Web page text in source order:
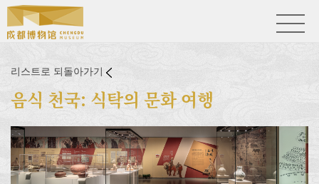
리스트로 되돌아가기
음식 천국: 식탁의 문화 여행